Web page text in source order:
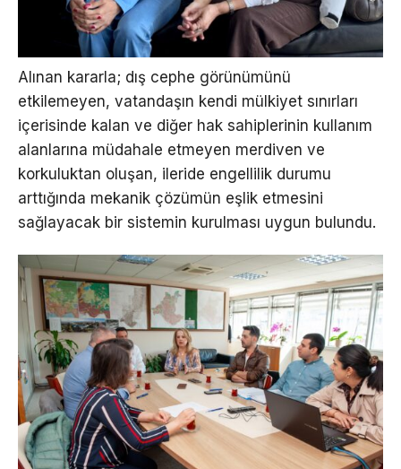
Alınan kararla; dış cephe görünümünü
etkilemeyen, vatandaşın kendi mülkiyet sınırları
içerisinde kalan ve diğer hak sahiplerinin kullanım
alanlarına müdahale etmeyen merdiven ve
korkuluktan oluşan, ileride engellilik durumu
arttığında mekanik çözümün eşlik etmesini
sağlayacak bir sistemin kurulması uygun bulundu.